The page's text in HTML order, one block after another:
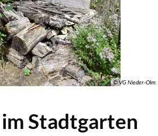
© VG Nieder-Olm
Stadtgarten